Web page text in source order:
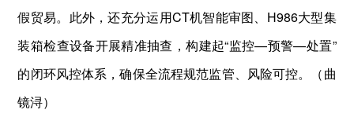
假贸易。此外，还充分运用CT机智能审图、H986大型集
装箱检查设备开展精准抽查，构建起“监控—预警—处置”
的闭环风控体系，确保全流程规范监管、风险可控。（曲
镜浔）